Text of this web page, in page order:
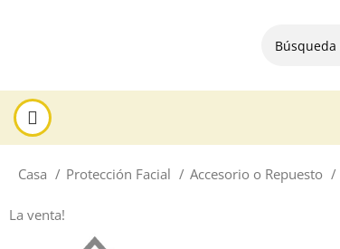
Casa Protección Facial Accesorio o Repuesto
La venta!